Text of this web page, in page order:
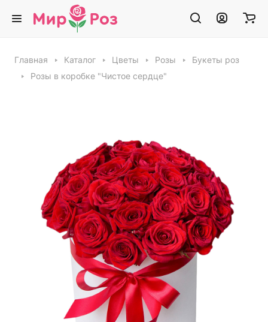
Главная Каталог Цветы Розы
Букеты роз
Розы в коробке "Чистое сердце"